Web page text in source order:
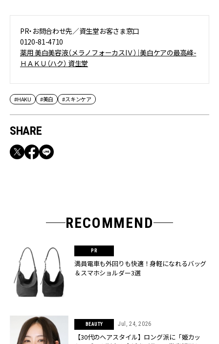
PR・お問合わせ先／資生堂お客さま窓口
0120-81-4710
薬用 美白美容液（メラノフォーカスIＶ）｜美白ケアの最高峰-
ＨＡＫＵ（ハク） 資生堂
#HAKU #美白 #スキンケア
SHARE
RECOMMEND
満員電車も外回りも快適！身軽になれるバッグ
＆スマホショルダー3選
BEAUTY Jul, 24, 2026
【30代のヘアスタイル】ロング派に「姫カッ